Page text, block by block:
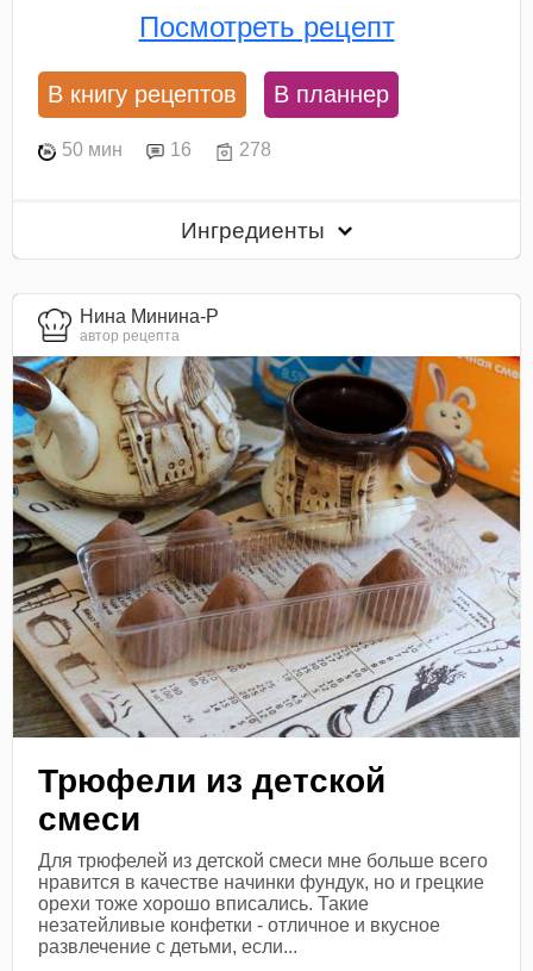
Посмотреть рецепт
В книгу рецептов В планнер
50 мин 16 278
Ингредиенты
Нина Минина-Р
автор рецепта
Трюфели из детской
смеси
Для трюфелей из детской смеси мне больше всего
нравится в качестве начинки фундук, но и грецкие
орехи тоже хорошо вписались. Такие
незатейливые конфетки - отличное и вкусное
развлечение с детьми, если...